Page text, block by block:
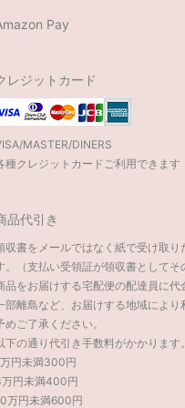
Pay
レジットカード
MASTER/DINERS
種クレジットカードご利用できます
品代引き
収書をメールではなく紙で受け取
。（支払い受領証が領収書としてそ
品をお届けする宅配便の配達員に代
部離島など、お届けする地域により
めご了承ください。
下の通り代引き手数料がかかります。
円未満300円
円未満400円
万円未満600円